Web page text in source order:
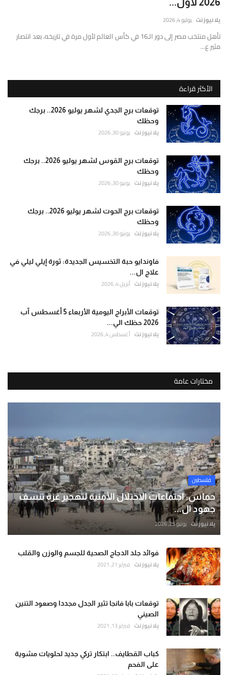
منصة
إخبارية
رقمية
مستقلة
شاملة
ومباشرة
لأحدث
الأخبار
السياسية،
الاقتصادية،
والرياضية
في
الشرق
الأوسط
والعالم،
وتتميز
بتقديم
تقارير
وموثوقة
مستندة
العميق
والتحقق
الفوري
والأرقام
الحية.
أطباق من المطابخ العربية
سياحة وسفر
جاليري الفن التشكيلي
من نحن
سياسة الخصوصية
البنود والشروط
رئيس التحرير
إتصل بنا
يلا نيوز نت يوليو 4, 2026
تأهل منتخب مصر إلى دور الـ16 في كأس العالم لأول مرة في تاريخه، بعد انتصار
مثير ع...
الأكثر قراءة
توقعات برج الجدي لشهر يوليو 2026.. برجك
وحظك
يلا نيوز نت يونيو 30, 2026
توقعات برج القوس لشهر يوليو 2026.. برجك
وحظك
يلا نيوز نت يونيو 30, 2026
توقعات برج الحوت لشهر يوليو 2026.. برجك
وحظك
يلا نيوز نت يونيو 30, 2026
فاوندايو حبة التخسيس الجديدة: ثورة إيلي ليلي في
علاج ال...
يلا نيوز نت أبريل 4, 2026
توقعات الأبراج اليومية الأربعاء 5 أغسطس آب
2026 حظك الي...
يلا نيوز نت أغسطس 4, 2026
مختارات عامة
فلسطين
حماس: اجتماعات الاحتلال الأمنية لتهجير غزة تنسف
جهود ال...
يلا نيوز نت يونيو 25, 2026
فوائد جلد الدجاج الصحية للجسم والوزن والقلب
يلا نيوز نت فبراير 21, 2021
توقعات بابا فانجا تثير الجدل مجددا وصعود التنين
الصيني
يلا نيوز نت فبراير 13, 2021
كباب القطايف.. ابتكار تركي جديد لحلويات مشوية
على الفحم